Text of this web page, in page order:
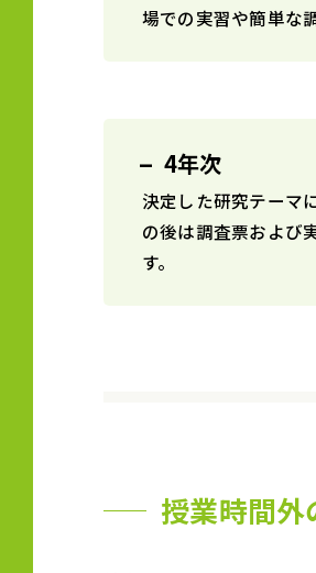
場での実習や簡単な
4年次
決定した研究テーマ
の後は調査票および
す。
授業時間外